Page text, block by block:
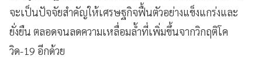
จะเป็นปัจจัยสำคัญให้เศรษฐกิจฟื้นตัวอย่างแข็งแกร่งและ
ยั่งยืน ตลอดจนลดความเหลื่อมล้ำที่เพิ่มขึ้นจากวิกฤติโค
วิด-19 อีกด้วย